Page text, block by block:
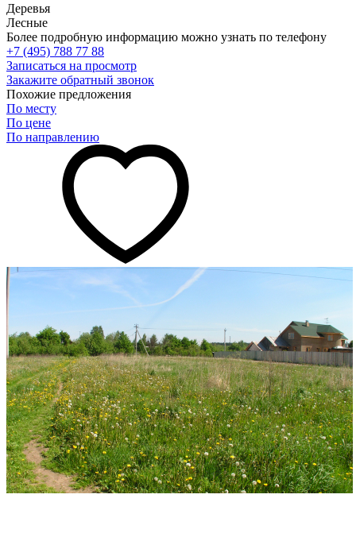
Деревья
Лесные
Более подробную информацию можно узнать по телефону
+7 (495) 788 77 88
Записаться на просмотр
Закажите обратный звонок
Похожие предложения
По месту
По цене
По направлению